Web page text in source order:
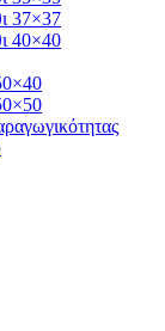
37×37
40×40